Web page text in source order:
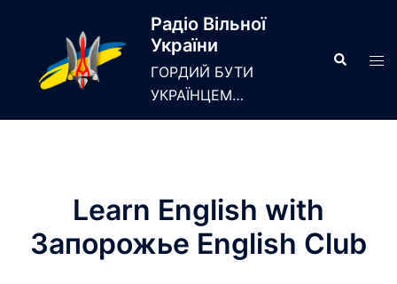
Радіо Вільної
України
ГОРДИЙ БУТИ
УКРАЇНЦЕМ…
Search
Learn English with
Запорожье English Club